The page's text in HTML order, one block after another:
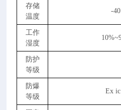
存储
温度
-
工作
湿度
防护
等级
防爆
等级
Ex